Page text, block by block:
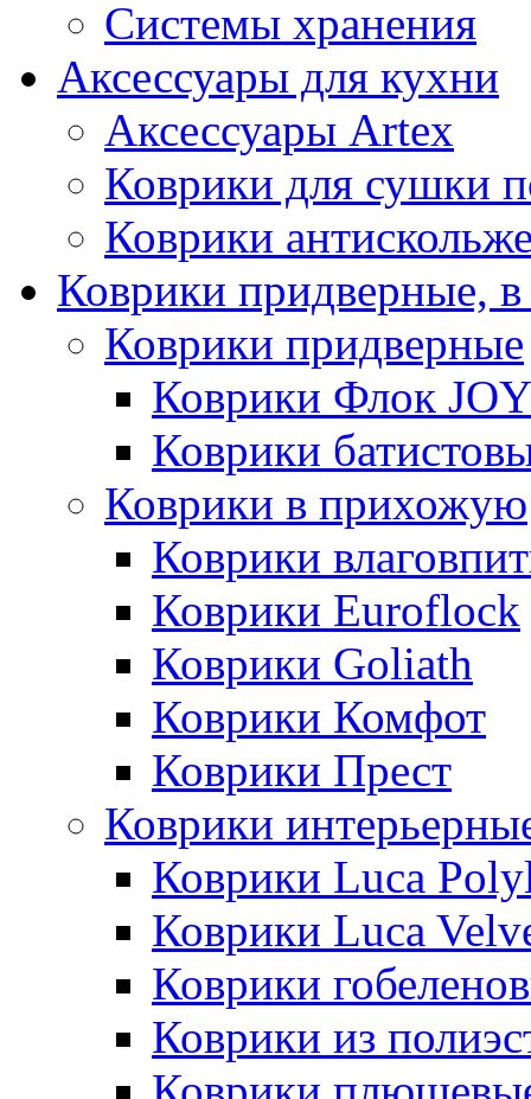
Системы хранения
Аксессуары для кухни
Аксессуары Artex
Коврики для сушки
Коврики
Коврики придверные,
Коврики придверные
Коврики Флок
Коврики
Коврики в прихожую
Коврики
Коврики Euroflock
Коврики Goliath
Коврики Комфот
Коврики Прест
Коврики
Коврики Luca
Коврики Luca
Коврики
Коврики из